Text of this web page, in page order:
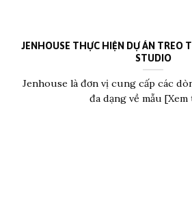
JENHOUSE THỰC HIỆN DỰ ÁN TREO
STUDIO
Jenhouse là đơn vị cung cấp các
đa dạng về mẫu [Xem